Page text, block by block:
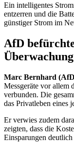
Ein intelligentes
entzerren und die
günstiger Strom im
AfD
Marc Bernhard
Messgeräte vor allem
verbunden. Die
das Privatleben eines
Er verwies zudem
zeigten, dass die
Einsparungen deutlich